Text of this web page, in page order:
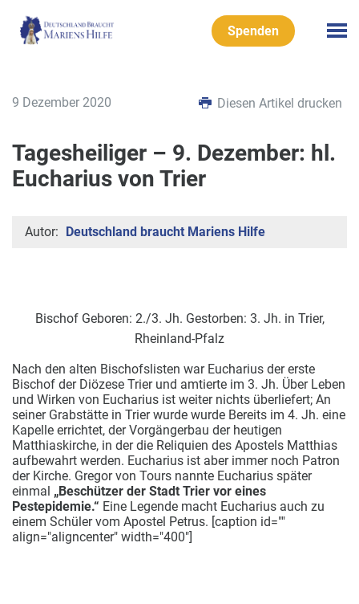
Spenden
9 Dezember 2020 Diesen Artikel drucken
Tagesheiliger – 9. Dezember: hl.
Eucharius von Trier
Autor: Deutschland braucht Mariens Hilfe
Bischof Geboren: 2./3. Jh. Gestorben: 3. Jh. in Trier,
Rheinland-Pfalz
Nach den alten Bischofslisten war Eucharius der erste
Bischof der Diözese Trier und amtierte im 3. Jh. Über Leben
und Wirken von Eucharius ist weiter nichts überliefert; An
seiner Grabstätte in Trier wurde wurde Bereits im 4. Jh. eine
Kapelle errichtet, der Vorgängerbau der heutigen
Matthiaskirche, in der die Reliquien des Apostels Matthias
aufbewahrt werden. Eucharius ist aber immer noch Patron
der Kirche. Gregor von Tours nannte Eucharius später
einmal „Beschützer der Stadt Trier vor eines
Pestepidemie.“ Eine Legende macht Eucharius auch zu
einem Schüler vom Apostel Petrus. [caption id=""
align="aligncenter" width="400"]